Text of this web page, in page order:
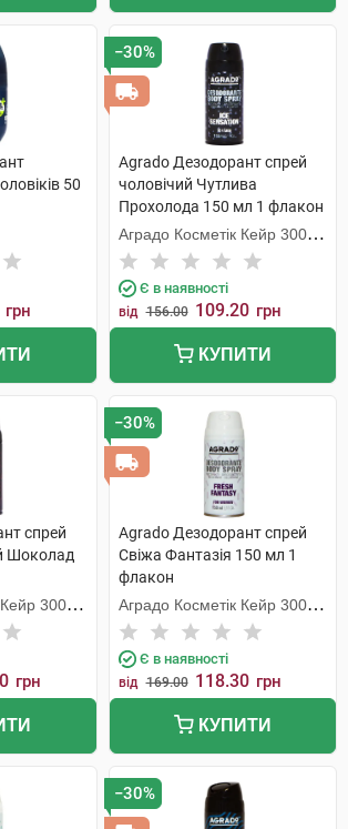
50
грн
−30%
Agrado Дезодорант спрей
чоловічий Чутлива
Прохолода 150 мл 1 флакон
Аградо Косметік Кейр 3000
С.Л.У.
Є в наявності
від 156.00 109.20 грн
КУПИТИ
спрей
Шоколад
3000
грн
−30%
Agrado Дезодорант спрей
Свіжа Фантазія 150 мл 1
флакон
Аградо Косметік Кейр 3000
С.Л.У.
Є в наявності
від 169.00 118.30 грн
КУПИТИ
−30%